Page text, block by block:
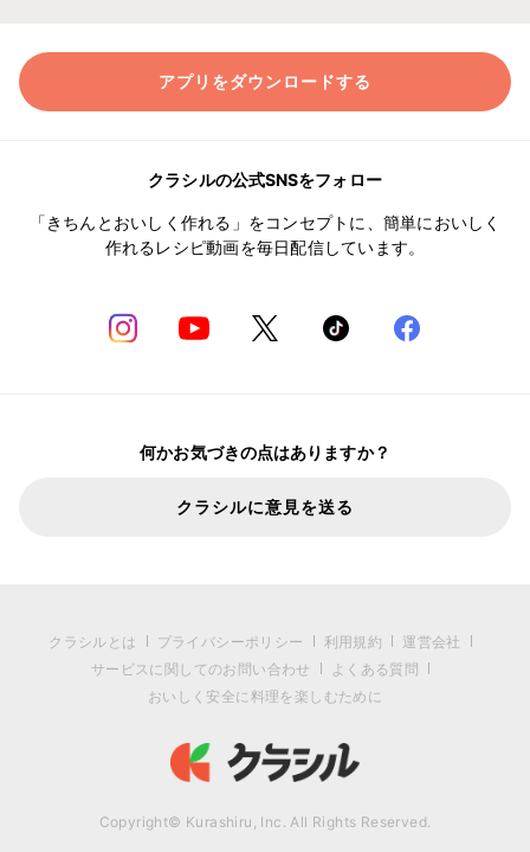
アプリをダウンロードする
クラシルの公式SNSをフォロー
「きちんとおいしく作れる」をコンセプトに、簡単においしく
作れるレシピ動画を毎日配信しています。
何かお気づきの点はありますか？
クラシルに意見を送る
クラシルとは プライバシーポリシー 利用規約
運営会社
サービスに関してのお問い合わせ
よくある質問
おいしく安全に料理を楽しむために
Copyright© Kurashiru, Inc. All Rights Reserved.